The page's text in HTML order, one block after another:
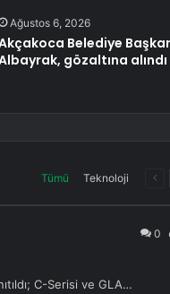
Ağustos 6, 2026
Belediye
gözaltına alındı
Tümü Teknoloji
0
C-Serisi ve GLA…